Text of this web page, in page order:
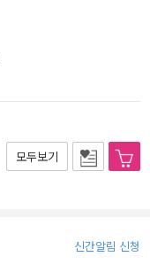
모두보기
신간알림 신청